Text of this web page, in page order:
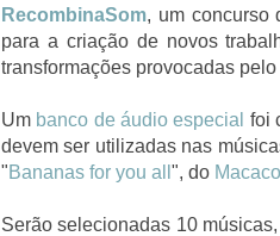
RecombinaSom, um concurso
para a criação de novos
transformações provocadas
Um banco de áudio especial foi
devem ser utilizadas nas
"Bananas for you all ", do
Serão selecionadas 10